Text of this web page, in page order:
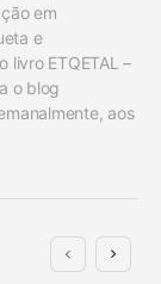
em
e
livro ETQETAL –
o blog
aos